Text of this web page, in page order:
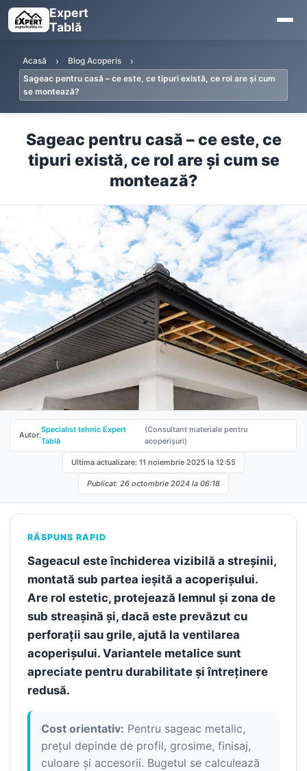
Expert
Tablă
Acasă
Blog Acoperis
Sageac pentru casă – ce este, ce tipuri există, ce rol are și cum
se montează?
Sageac pentru casă – ce este, ce
tipuri există, ce rol are și cum se
montează?
Autor:
Specialist tehnic Expert
Tablă
(Consultant materiale pentru
acoperișuri)
Ultima actualizare: 11 noiembrie 2025 la 12:55
Publicat: 26 octombrie 2024 la 06:18
RĂSPUNS RAPID
Sageacul este închiderea vizibilă a streșinii,
montată sub partea ieșită a acoperișului.
Are rol estetic, protejează lemnul și zona de
sub streașină și, dacă este prevăzut cu
perforații sau grile, ajută la ventilarea
acoperișului. Variantele metalice sunt
apreciate pentru durabilitate și întreținere
redusă.
Cost orientativ: Pentru sageac metalic,
prețul depinde de profil, grosime, finisaj,
culoare și accesorii. Bugetul se calculează